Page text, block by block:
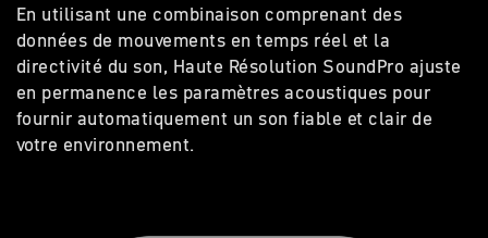
En utilisant une combinaison comprenant des
données de mouvements en temps réel et la
directivité du son, Haute Résolution SoundPro ajuste
en permanence les paramètres acoustiques pour
fournir automatiquement un son fiable et clair de
votre environnement.